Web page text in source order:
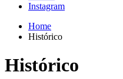
Instagram
Home
Histórico
Histórico